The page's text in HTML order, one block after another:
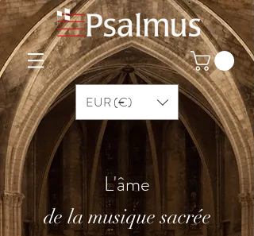
EUR (€)
L'âme
de la musique sacrée